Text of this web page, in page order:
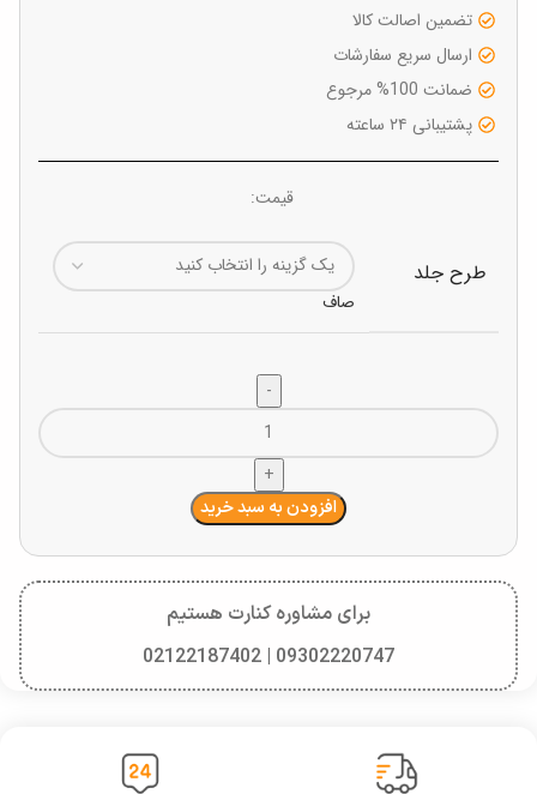
تضمین اصالت کالا
ارسال سریع سفارشات
ضمانت 100% مرجوع
پشتیبانی ۲۴ ساعته
قیمت:
طرح جلد
صاف
افزودن به سبد خرید
برای مشاوره کنارت هستیم
09302220747 | 02122187402